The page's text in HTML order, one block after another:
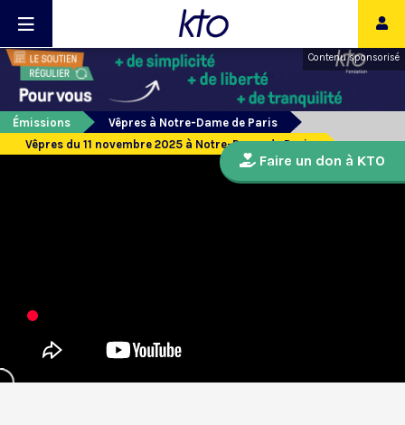
Contenu sponsorisé
Émissions
Vêpres à Notre-Dame de Paris
Vêpres du 11 novembre 2025 à Notre-Dame de Paris
Faire un don à KTO